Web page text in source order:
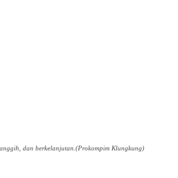
dan berkelanjutan.(Prokompim Klungkung)